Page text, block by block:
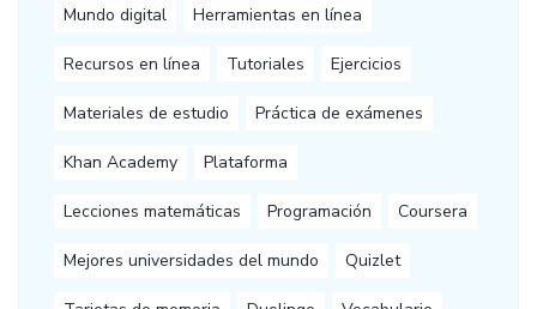
Mundo digital Herramientas en línea
Recursos en línea Tutoriales Ejercicios
Materiales de estudio Práctica de exámenes
Khan Academy Plataforma
Lecciones matemáticas Programación Coursera
Mejores universidades del mundo Quizlet